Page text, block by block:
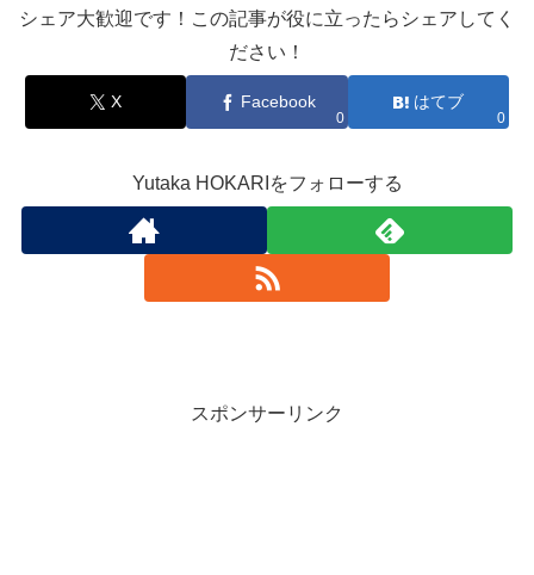
シェア大歓迎です！この記事が役に立ったらシェアしてく
ださい！
X Facebook
0
はてブ
0
Yutaka HOKARIをフォローする
スポンサーリンク